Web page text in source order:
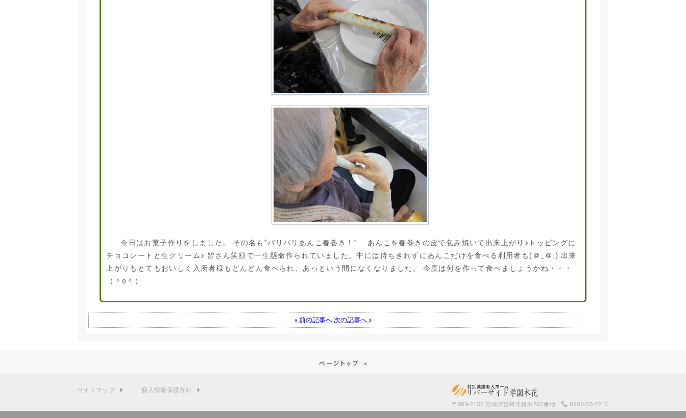
今日はお菓子作りをしました。 その名も”パリパリあんこ春巻き！” あんこを春巻きの皮で包み焼いて出来上がり♪トッピングに
チョコレートと生クリーム♪ 皆さん笑顔で一生懸命作られていました。中には待ちきれずにあんこだけを食べる利用者も(＠_＠;) 出来
上がりもとてもおいしく入所者様もどんどん食べられ、あっという間になくなりました。 今度は何を作って食べましょうかね・・・
（＾o＾）
« 前の記事へ 次の記事へ »
〒889-2156 宮崎県宮崎市鏡洲560番地 0985-55-3210
サイトマップ 個人情報保護方針